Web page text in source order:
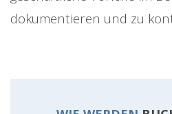
dokumentieren und zu